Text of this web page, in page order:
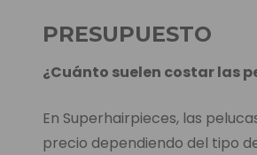
PRESUPUESTO
¿Cuánto suelen costar las
En Superhairpieces, las
precio dependiendo del tipo